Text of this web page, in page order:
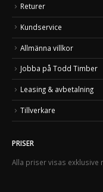
Returer
Kundservice
Allmänna villkor
Jobba på Todd Timber
Leasing & avbetalning
Tillverkare
PRISER
Alla priser visas exklusive